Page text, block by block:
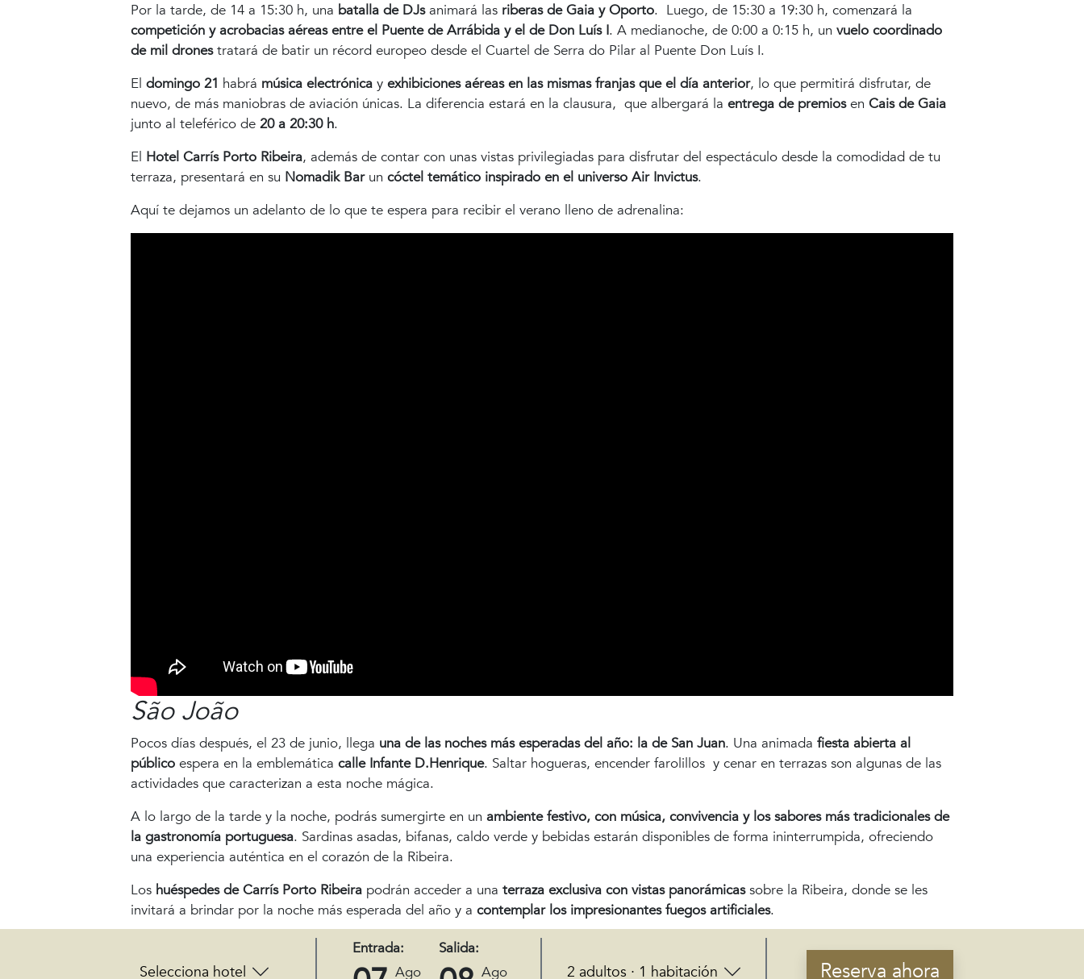
Por la tarde, de 14 a 15:30 h, una batalla de DJsanimará las riberas de Gaia y Oporto. Luego, de 15:30 a 19:30 h, comenzará la
competición y acrobacias aéreas entre el Puente de Arrábida y el de Don Luís I. A medianoche, de 0:00 a 0:15 h, un vuelo coordinado
de mil drones tratará de batir un récord europeo desde el Cuartel de Serra do Pilar al Puente Don Luís I.
El domingo 21 habrá música electrónica y exhibiciones aéreas en las mismas franjas que el día anterior, lo que permitirá disfrutar, de
nuevo, de más maniobras de aviación únicas. La diferencia estará en la clausura, que albergará la entrega de premiosen Cais de Gaia
junto al teleférico de 20 a 20:30 h.
El Hotel Carrís Porto Ribeira, además de contar con unas vistas privilegiadas para disfrutar del espectáculo desde la comodidad de tu
terraza, presentará en su Nomadik Barun cóctel temático inspirado en el universo Air Invictus.
Aquí te dejamos un adelanto de lo que te espera para recibir el verano lleno de adrenalina:
São João
Pocos días después, el 23 de junio, llega una de las noches más esperadas del año: la de San Juan. Una animada fiesta abierta al
público espera en la emblemática calle Infante D.Henrique. Saltar hogueras, encender farolillos y cenar en terrazas son algunas de las
actividades que caracterizan a esta noche mágica.
A lo largo de la tarde y la noche, podrás sumergirte en un ambiente festivo, con música, convivencia y los sabores más tradicionales de
la gastronomía portuguesa. Sardinas asadas, bifanas, caldo verde y bebidas estarán disponibles de forma ininterrumpida, ofreciendo
una experiencia auténtica en el corazón de la Ribeira.
Los huéspedes de Carrís Porto Ribeira podrán acceder a una terraza exclusiva con vistas panorámicassobre la Ribeira, donde se les
invitará a brindar por la noche más esperada del año y a contemplar los impresionantes fuegos artificiales.
Con Carrís, tú decides si vivir la fiesta entre la multitud o desde el confort de tu habitación.
Consulta disponibilidad en
portoribeira.rec@carrishoteles.com
Selecciona hotel
Entrada:
Ago
Salida:
Ago 2 adultos · 1 habitación Reserva ahora